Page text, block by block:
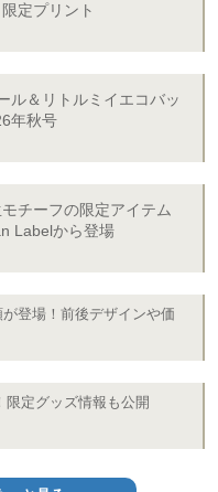
定プリント
ル＆リトルミイエコバッ
年秋号
チーフの限定アイテム
Labelから登場
登場！前後デザインや価
限定グッズ情報も公開